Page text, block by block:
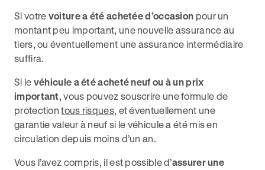
Si votre voiture a été achetée d’occasion pour un
montant peu important, une nouvelle assurance au
tiers, ou éventuellement une assurance intermédiaire
suffira.
Si le véhicule a été acheté neuf ou à un prix
important, vous pouvez souscrire une formule de
protectiontous risques, et éventuellement une
garantie valeur à neuf si le véhicule a été mis en
circulation depuis moins d’un an.
Vous l’avez compris, il est possible d’assurer une